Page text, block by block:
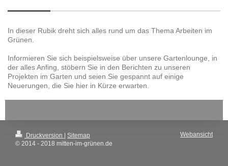
In dieser Rubik dreht sich alles rund um das Thema Arbeiten im
Grünen.
Informieren Sie sich beispielsweise über unsere Gartenlounge, in
der alles Anfing, stöbern Sie in den Berichten zu unseren
Projekten im Garten und seien Sie gespannt auf einige
Neuerungen, die Sie hier in Kürze erwarten.
Druckversion
Sitemap
© 2014 - 2018 mitten-im-grünen.de
Webansicht